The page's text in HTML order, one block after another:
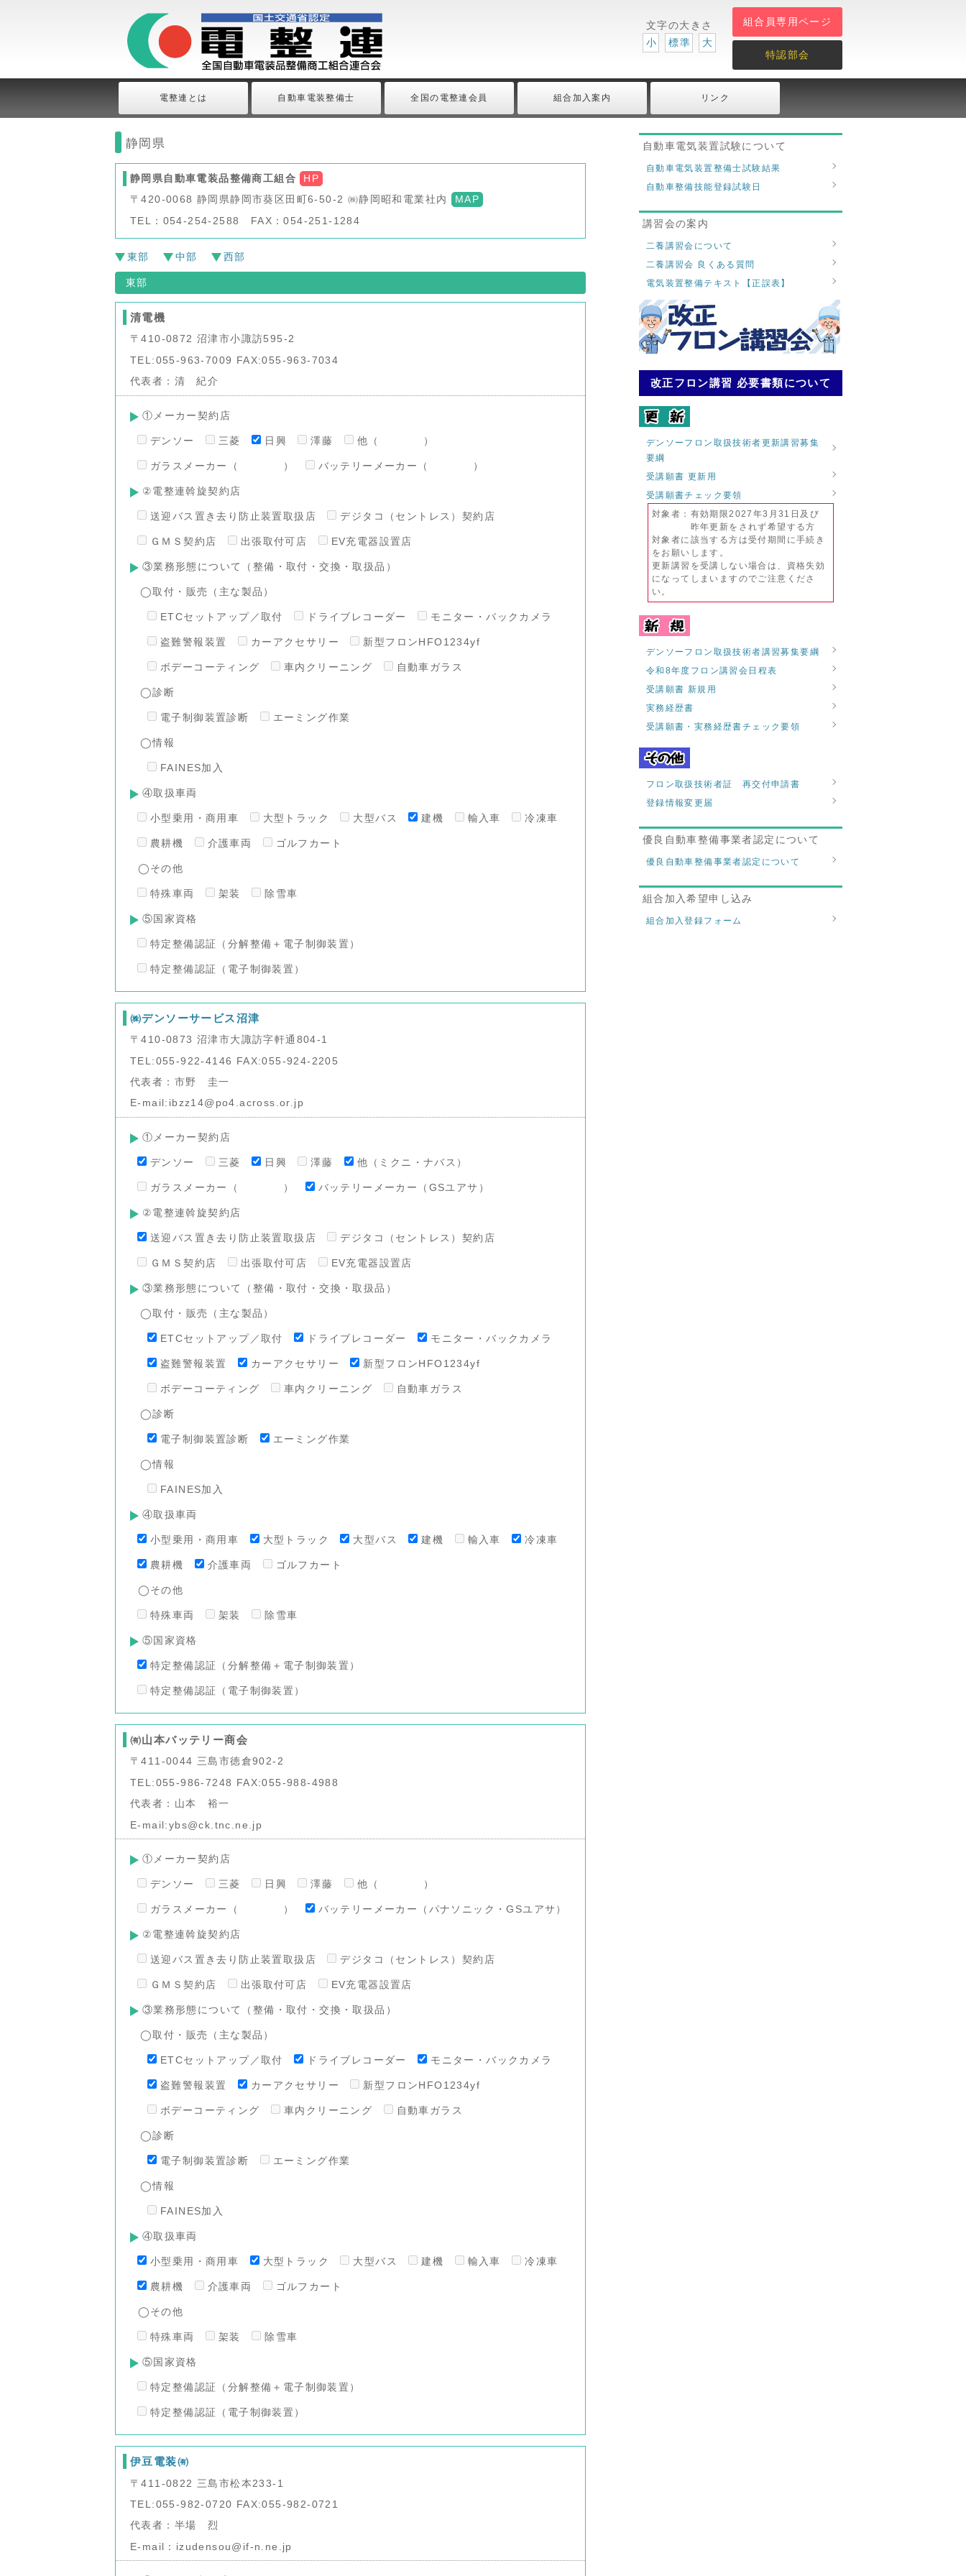
文字の大きさ
小
標準 大
組合員専用ページ
特認部会
電整連とは 自動車電装整備士 全国の電整連会員 組合加入案内 リンク
静岡県
静岡県自動車電装品整備商工組合
HP
〒420-0068 静岡県静岡市葵区田町6-50-2 ㈱静岡昭和電業社内
MAP
TEL：054-254-2588 FAX：054-251-1284
東部 中部 西部
東部
清電機
〒410-0872 沼津市小諏訪595-2
TEL:055-963-7009 FAX:055-963-7034
代表者：清 紀介
①メーカー契約店
デンソー 三菱 日興 澤藤 他（ ）
ガラスメーカー（ ） バッテリーメーカー（ ）
②電整連斡旋契約店
送迎バス置き去り防止装置取扱店 デジタコ（セントレス）契約店
ＧＭＳ契約店 出張取付可店 EV充電器設置店
③業務形態について（整備・取付・交換・取扱品）
◯取付・販売（主な製品）
ETCセットアップ／取付 ドライブレコーダー モニター・バックカメラ
盗難警報装置 カーアクセサリー 新型フロンHFO1234yf
ボデーコーティング 車内クリーニング 自動車ガラス
◯診断
電子制御装置診断 エーミング作業
◯情報
FAINES加入
④取扱車両
小型乗用・商用車 大型トラック 大型バス 建機 輸入車 冷凍車
農耕機 介護車両 ゴルフカート
◯その他
特殊車両 架装 除雪車
⑤国家資格
特定整備認証（分解整備＋電子制御装置）
特定整備認証（電子制御装置）
㈱デンソーサービス沼津
〒410-0873 沼津市大諏訪字軒通804-1
TEL:055-922-4146 FAX:055-924-2205
代表者：市野 圭一
E-mail:ibzz14@po4.across.or.jp
①メーカー契約店
デンソー 三菱 日興 澤藤 他（ミクニ・ナバス）
ガラスメーカー（ ） バッテリーメーカー（GSユアサ）
②電整連斡旋契約店
送迎バス置き去り防止装置取扱店 デジタコ（セントレス）契約店
ＧＭＳ契約店 出張取付可店 EV充電器設置店
③業務形態について（整備・取付・交換・取扱品）
◯取付・販売（主な製品）
ETCセットアップ／取付 ドライブレコーダー モニター・バックカメラ
盗難警報装置 カーアクセサリー 新型フロンHFO1234yf
ボデーコーティング 車内クリーニング 自動車ガラス
◯診断
電子制御装置診断 エーミング作業
◯情報
FAINES加入
④取扱車両
小型乗用・商用車 大型トラック 大型バス 建機 輸入車 冷凍車
農耕機 介護車両 ゴルフカート
◯その他
特殊車両 架装 除雪車
⑤国家資格
特定整備認証（分解整備＋電子制御装置）
特定整備認証（電子制御装置）
㈲山本バッテリー商会
〒411-0044 三島市徳倉902-2
TEL:055-986-7248 FAX:055-988-4988
代表者：山本 裕一
E-mail:ybs@ck.tnc.ne.jp
①メーカー契約店
デンソー 三菱 日興 澤藤 他（ ）
ガラスメーカー（ ） バッテリーメーカー（パナソニック・GSユアサ）
②電整連斡旋契約店
送迎バス置き去り防止装置取扱店 デジタコ（セントレス）契約店
ＧＭＳ契約店 出張取付可店 EV充電器設置店
③業務形態について（整備・取付・交換・取扱品）
◯取付・販売（主な製品）
ETCセットアップ／取付 ドライブレコーダー モニター・バックカメラ
盗難警報装置 カーアクセサリー 新型フロンHFO1234yf
ボデーコーティング 車内クリーニング 自動車ガラス
◯診断
電子制御装置診断 エーミング作業
◯情報
FAINES加入
④取扱車両
小型乗用・商用車 大型トラック 大型バス 建機 輸入車 冷凍車
農耕機 介護車両 ゴルフカート
◯その他
特殊車両 架装 除雪車
⑤国家資格
特定整備認証（分解整備＋電子制御装置）
特定整備認証（電子制御装置）
伊豆電装㈲
〒411-0822 三島市松本233-1
TEL:055-982-0720 FAX:055-982-0721
代表者：半場 烈
E-mail：izudensou@if-n.ne.jp
自動車電気装置試験について
自動車電気装置整備士試験結果
自動車整備技能登録試験日
講習会の案内
二養講習会について
二養講習会 良くある質問
電気装置整備テキスト【正誤表】
改正フロン講習 必要書類について
デンソーフロン取扱技術者更新講習募集
要綱
受講願書 更新用
受講願書チェック要領
対象者：有効期限2027年3月31日及び
昨年更新をされず希望する方
対象者に該当する方は受付期間に手続き
をお願いします。
更新講習を受講しない場合は、資格失効
になってしまいますのでご注意くださ
い。
デンソーフロン取扱技術者講習募集要綱
令和8年度フロン講習会日程表
受講願書 新規用
実務経歴書
受講願書・実務経歴書チェック要領
フロン取扱技術者証 再交付申請書
登録情報変更届
優良自動車整備事業者認定について
優良自動車整備事業者認定について
組合加入希望申し込み
組合加入登録フォーム